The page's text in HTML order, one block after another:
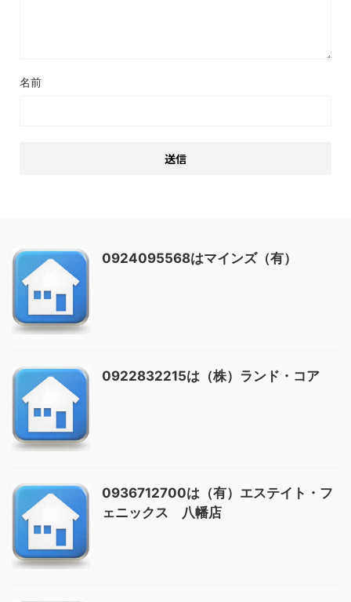
名前
0924095568はマインズ（有）
0922832215は（株）ランド・コア
0936712700は（有）エステイト・フ
ェニックス 八幡店